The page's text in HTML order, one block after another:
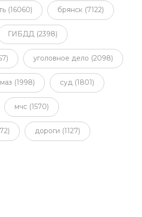
(16060) брянск (7122)
ГИБДД (2398)
уголовное дело (2098)
(1998) суд (1801)
мчс (1570)
дороги (1127)